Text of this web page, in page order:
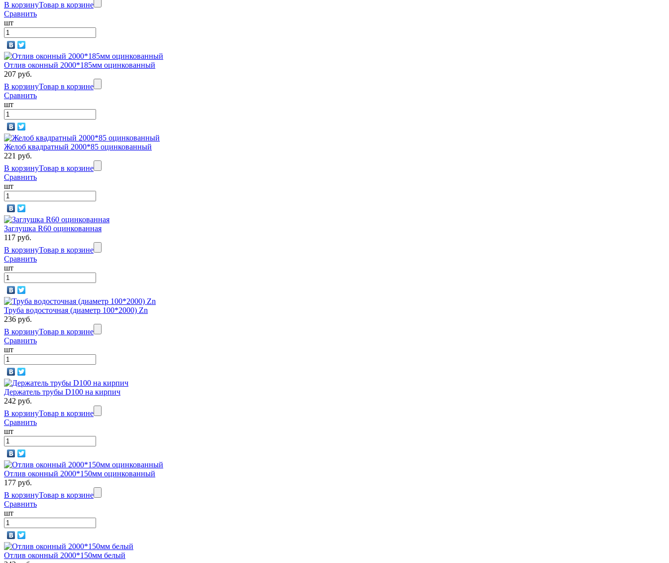
В корзинуТовар в корзине
Сравнить
шт
Отлив оконный 2000*185мм оцинкованный
207 руб.
В корзинуТовар в корзине
Сравнить
шт
Желоб квадратный 2000*85 оцинкованный
221 руб.
В корзинуТовар в корзине
Сравнить
шт
Заглушка R60 оцинкованная
117 руб.
В корзинуТовар в корзине
Сравнить
шт
Труба водосточная (диаметр 100*2000) Zn
236 руб.
В корзинуТовар в корзине
Сравнить
шт
Держатель трубы D100 на кирпич
242 руб.
В корзинуТовар в корзине
Сравнить
шт
Отлив оконный 2000*150мм оцинкованный
177 руб.
В корзинуТовар в корзине
Сравнить
шт
Отлив оконный 2000*150мм белый